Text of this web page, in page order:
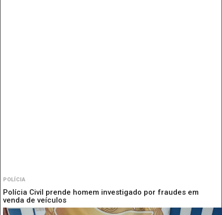
POLÍCIA
Polícia Civil prende homem investigado por fraudes em
venda de veículos